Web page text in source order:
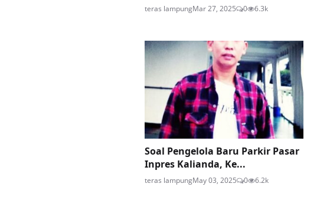
teras lampungMar 27, 2025 0 6.3k
Soal Pengelola Baru Parkir Pasar
Inpres Kalianda, Ke...
teras lampungMay 03, 2025 0 6.2k